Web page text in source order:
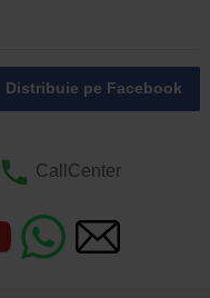
Distribuie pe Facebook
CallCenter